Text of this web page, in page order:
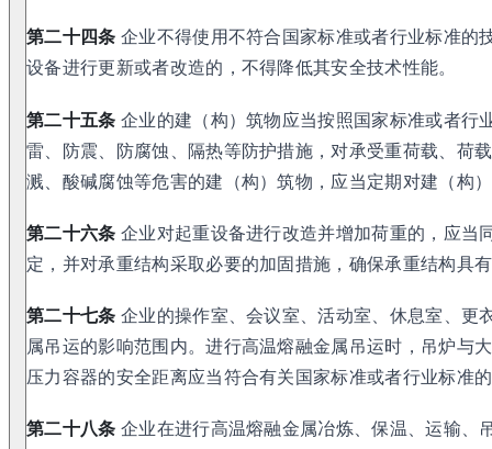
第二十四条 企业不得使用不符合国家标准或者行业标准的
设备进行更新或者改造的，不得降低其安全技术性能。
第二十五条 企业的建（构）筑物应当按照国家标准或者行
雷、防震、防腐蚀、隔热等防护措施，对承受重荷载、荷
溅、酸碱腐蚀等危害的建（构）筑物，应当定期对建（构
第二十六条 企业对起重设备进行改造并增加荷重的，应当
定，并对承重结构采取必要的加固措施，确保承重结构具
第二十七条 企业的操作室、会议室、活动室、休息室、更
属吊运的影响范围内。进行高温熔融金属吊运时，吊炉与
压力容器的安全距离应当符合有关国家标准或者行业标准
第二十八条 企业在进行高温熔融金属冶炼、保温、运输、